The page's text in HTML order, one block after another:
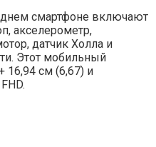
смартфоне включают
акселерометр,
датчик Холла и
Этот мобильный
16,94 см (6,67) и